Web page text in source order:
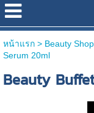
หน้าแรก> Beauty
Serum 20ml
Beauty